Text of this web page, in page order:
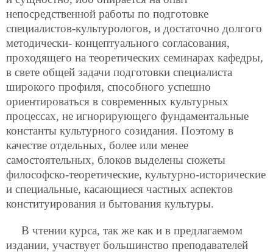
непосредственной работы по подготовке
специалистов-культурологов, и достаточно долгого
методически- концептуального согласования,
проходящего на теоретических семинарах кафедры,
в свете общей задачи подготовки специалиста
широкого профиля, способного успешно
ориентироваться в современных культурных
процессах, не игнорирующего фундаментальные
константы культурного созидания. Поэтому в
качестве отдельных, более или менее
самостоятельных, блоков выделены сюжеты
философско-теоретические, культурно-исторические
и специальные, касающиеся частных аспектов
конституирования и бытования культуры.
В чтении курса, так же как и в предлагаемом
издании, участвует большинство преподавателей